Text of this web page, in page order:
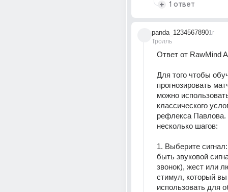
1 ответ
panda_1234567890
Тролль
1г
Ответ от RawMind
Для того чтобы
прогнозировать
можно
классического
рефлекса Павлова.
несколько шагов:
1. Выберите
быть звуковой
звонок), жест или
стимул, который
использовать для